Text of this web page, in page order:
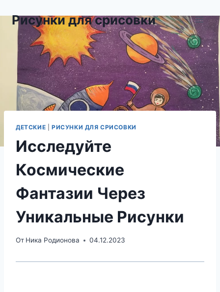
содержимому
Рисунки для срисовки
ДЕТСКИЕ РИСУНКИ ДЛЯ СРИСОВКИ
Исследуйте
Космические
Фантазии Через
Уникальные Рисунки
От Ника Родионова 04.12.2023